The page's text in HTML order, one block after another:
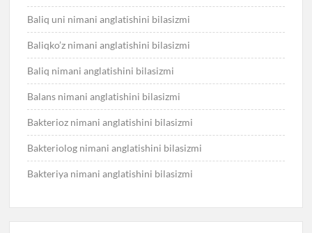
Baliq uni nimani anglatishini bilasizmi
Baliqko’z nimani anglatishini bilasizmi
Baliq nimani anglatishini bilasizmi
Balans nimani anglatishini bilasizmi
Bakterioz nimani anglatishini bilasizmi
Bakteriolog nimani anglatishini bilasizmi
Bakteriya nimani anglatishini bilasizmi